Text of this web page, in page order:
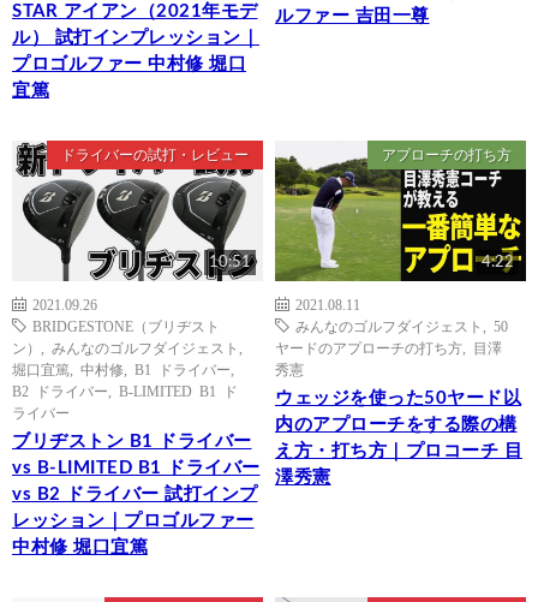
STAR アイアン（2021年モデ
ル） 試打インプレッション｜
プロゴルファー 中村修 堀口
宜篤
ルファー 吉田一尊
ドライバーの試打・レビュー
10:51
2021.09.26
BRIDGESTONE（ブリヂスト
ン）
みんなのゴルフダイジェスト
堀口宜篤
中村修 B1 ドライバー
B2 ドライバー
B-LIMITED B1 ド
ライバー
ブリヂストン B1 ドライバー
vs B-LIMITED B1 ドライバー
vs B2 ドライバー 試打インプ
レッション｜プロゴルファー
中村修 堀口宜篤
アプローチの打ち方
4:22
2021.08.11
みんなのゴルフダイジェスト
50
ヤードのアプローチの打ち方
目澤
秀憲
ウェッジを使った50ヤード以
内のアプローチをする際の構
え方・打ち方｜プロコーチ 目
澤秀憲